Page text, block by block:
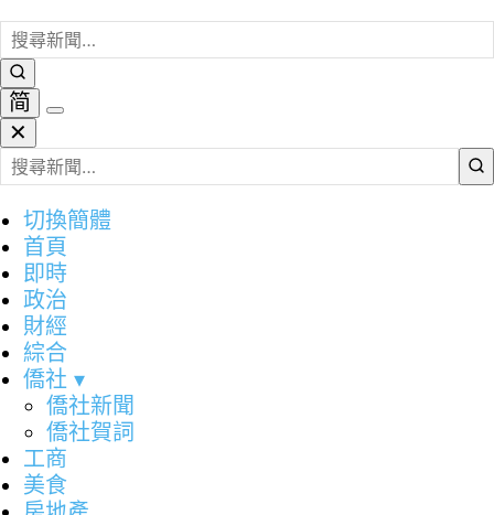
简
✕
切換簡體
首頁
即時
政治
財經
綜合
僑社 ▾
僑社新聞
僑社賀詞
工商
美食